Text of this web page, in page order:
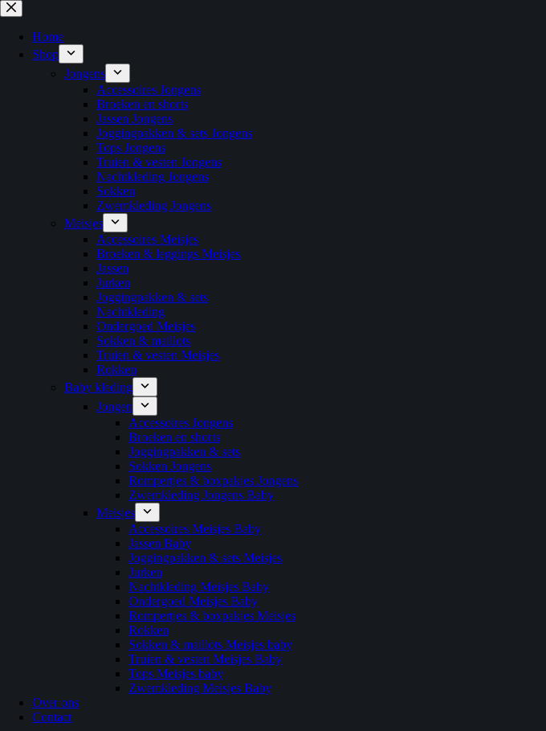
Ga
naar
inhoud
Home
Shop
Jongens
Accessoires Jongens
Broeken en shorts
Jassen Jongens
Joggingpakken & sets Jongens
Tops Jongens
Truien & vesten Jongens
Nachtkleding Jongens
Sokken
Zwemkleding Jongens
Meisjes
Accessoires Meisjes
Broeken & leggings Meisjes
Jassen
Jurken
Joggingpakken & sets
Nachtkleding
Ondergoed Meisjes
Sokken & maillots
Truien & vesten Meisjes
Rokken
Baby kleding
Jongen
Accessoires Jongens
Broeken en shorts
Joggingpakken & sets
Sokken Jongens
Rompertjes & boxpakjes Jongens
Zwemkleding Jongens Baby
Meisjes
Accessoires Meisjes Baby
Jassen Baby
Joggingpakken & sets Meisjes
Jurken
Nachtkleding Meisjes Baby
Ondergoed Meisjes Baby
Rompertjes & boxpakjes Meisjes
Rokken
Sokken & maillots Meisjes baby
Truien & vesten Meisjes Baby
Tops Meisjes baby
Zwemkleding Meisjes Baby
Over ons
Contact